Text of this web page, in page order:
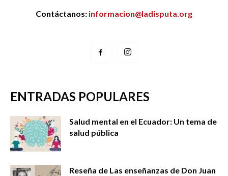
Contáctanos: informacion@ladisputa.org
ENTRADAS POPULARES
Salud mental en el Ecuador: Un tema de
salud pública
Reseña de Las enseñanzas de Don Juan